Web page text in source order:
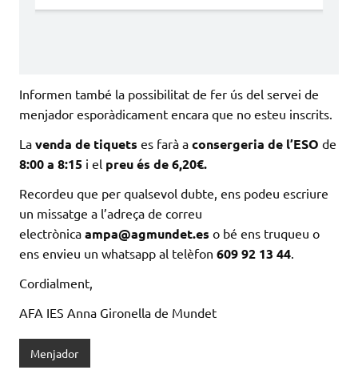
Informen també la possibilitat de fer ús del servei de
menjador esporàdicament encara que no esteu inscrits.
La venda de tiquets es farà a consergeria de l’ESO de
8:00 a 8:15 i el preu és de 6,20€.
Recordeu que per qualsevol dubte, ens podeu escriure
un missatge a l’adreça de correu
electrònica ampa@agmundet.es o bé ens truqueu o
ens envieu un whatsapp al telèfon 609 92 13 44.
Cordialment,
AFA IES Anna Gironella de Mundet
Menjador